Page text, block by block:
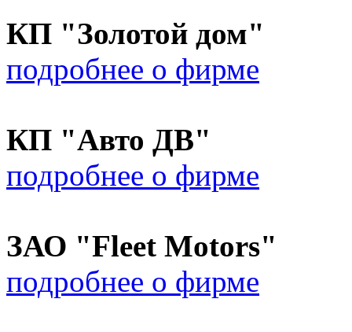
КП "Золотой дом"
подробнее о фирме
КП "Авто ДВ"
подробнее о фирме
ЗАО "Fleet Motors"
подробнее о фирме